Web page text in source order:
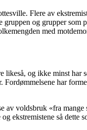
Flere av
og grupper som
med
og ikke minst har
Fordømmelsene har
voldsbruk «fra mange
ekstremistene så dette